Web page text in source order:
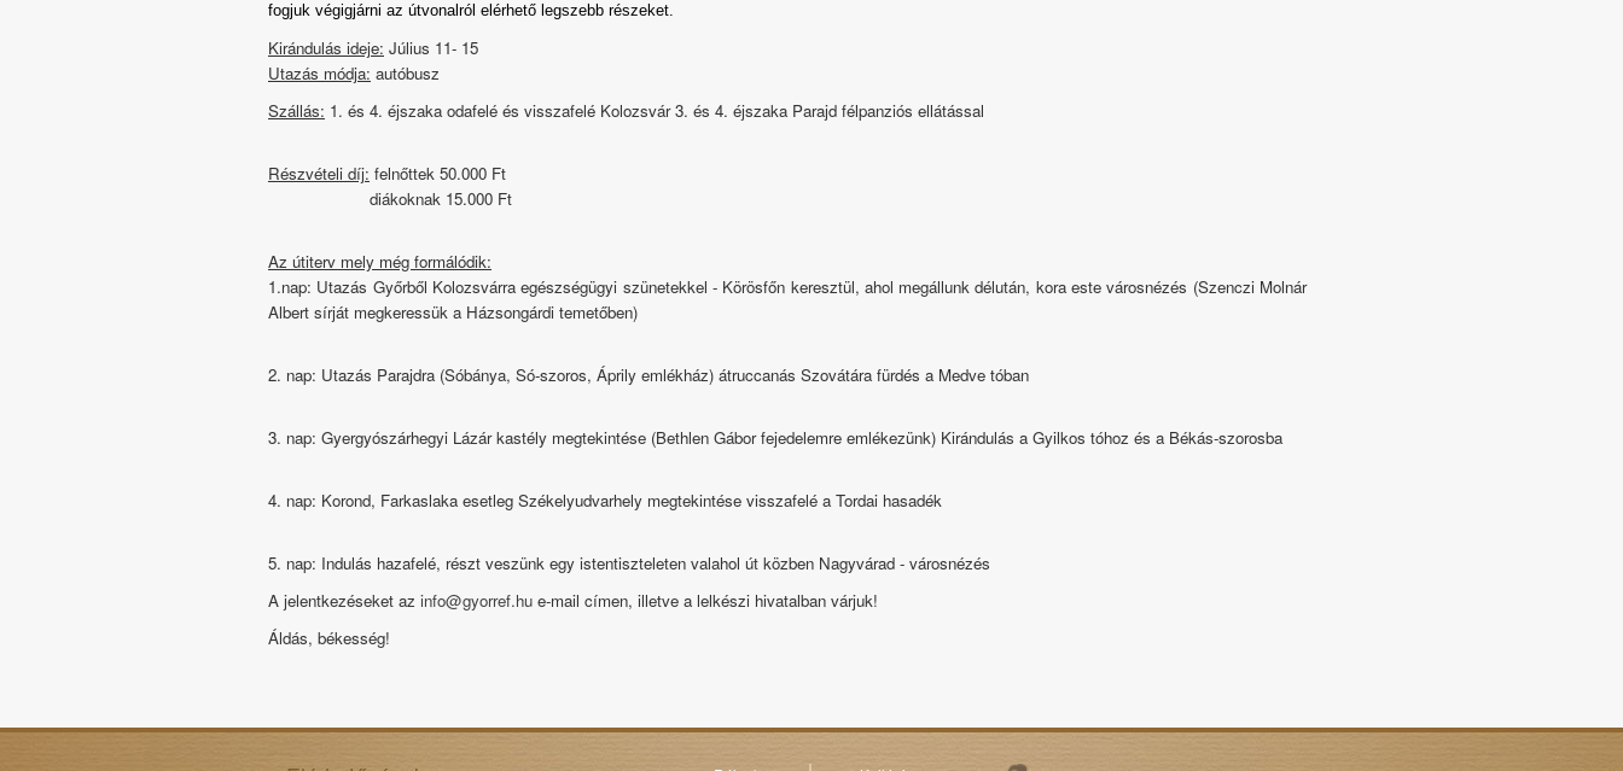
fogjuk végigjárni az útvonalról elérhető legszebb részeket.
Kirándulás ideje: Július 11- 15
Utazás módja: autóbusz
Szállás: 1. és 4. éjszaka odafelé és visszafelé Kolozsvár 3. és 4. éjszaka Parajd félpanziós ellátással
Részvételi díj: felnőttek 50.000 Ft
diákoknak 15.000 Ft
Az útiterv mely még formálódik:
1.nap: Utazás Győrből Kolozsvárra egészségügyi szünetekkel - Körösfőn keresztül, ahol megállunkdélután, kora este városnézés (Szenczi Molnár
Albert sírját megkeressük a Házsongárdi temetőben)
2. nap: Utazás Parajdra (Sóbánya, Só-szoros, Áprily emlékház) átruccanás Szovátára fürdés a Medve tóban
3. nap: Gyergyószárhegyi Lázár kastély megtekintése (Bethlen Gábor fejedelemre emlékezünk) Kirándulás a Gyilkos tóhoz és a Békás-szorosba
4. nap: Korond, Farkaslaka esetleg Székelyudvarhely megtekintése visszafelé a Tordai hasadék
5. nap: Indulás hazafelé, részt veszünk egy istentiszteleten valahol út közben Nagyvárad - városnézés
A jelentkezéseket az info@gyorref.hu e-mail címen, illetve a lelkészi hivatalban várjuk!
Áldás, békesség!